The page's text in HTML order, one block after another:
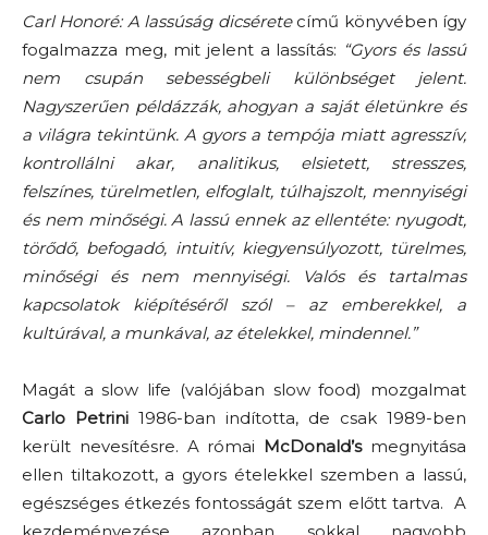
Carl Honoré: A lassúság dicséretecímű könyvében így
fogalmazza meg, mit jelent a lassítás: “Gyors és lassú
nem csupán sebességbeli különbséget jelent.
Nagyszerűen példázzák, ahogyan a saját életünkre és
a világra tekintünk. A gyors a tempója miatt agresszív,
kontrollálni akar, analitikus, elsietett, stresszes,
felszínes, türelmetlen, elfoglalt, túlhajszolt, mennyiségi
és nem minőségi. A lassú ennek az ellentéte: nyugodt,
törődő, befogadó, intuitív, kiegyensúlyozott, türelmes,
minőségi és nem mennyiségi. Valós és tartalmas
kapcsolatok kiépítéséről szól – az emberekkel, a
kultúrával, a munkával, az ételekkel, mindennel.”
Magát a slow life (valójában slow food) mozgalmat
Carlo Petrini 1986-ban indította, de csak 1989-ben
került nevesítésre. A római McDonald’smegnyitása
ellen tiltakozott, a gyors ételekkel szemben a lassú,
egészséges étkezés fontosságát szem előtt tartva. A